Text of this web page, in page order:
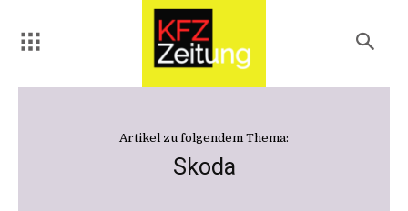
Artikel zu folgendem Thema:
Skoda